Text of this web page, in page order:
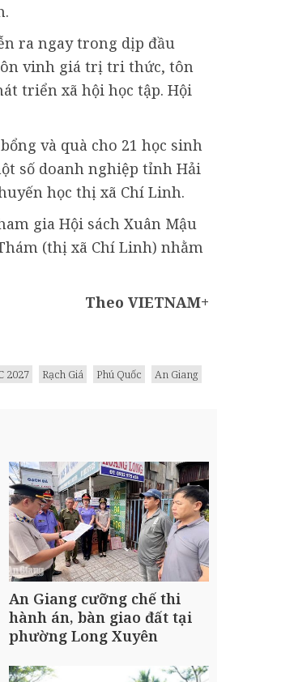
ra ngay trong dịp đầu
vinh giá trị tri thức, tôn
triển xã hội học tập. Hội
và quà cho 21 học sinh
số doanh nghiệp tỉnh Hải
học thị xã Chí Linh.
gia Hội sách Xuân Mậu
(thị xã Chí Linh) nhằm
Theo VIETNAM+
2027 Rạch Giá Phú Quốc
An Giang
An Giang cưỡng chế thi
hành án, bàn giao đất tại
phường Long Xuyên